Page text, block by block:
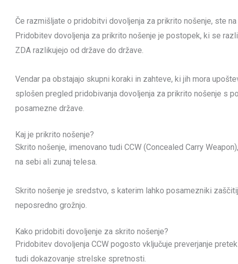
Če razmišljate o pridobitvi dovoljenja za prikrito nošenje, ste
Pridobitev dovoljenja za prikrito nošenje je postopek, ki se
ZDA razlikujejo od države do države.
Vendar pa obstajajo skupni koraki in zahteve, ki jih mora
splošen pregled pridobivanja dovoljenja za prikrito nošenje s
posamezne države.
Kaj je prikrito nošenje?
Skrito nošenje, imenovano tudi CCW (Concealed Carry
na sebi ali zunaj telesa.
Skrito nošenje je sredstvo, s katerim lahko posamezniki
neposredno grožnjo.
Kako pridobiti dovoljenje za skrito nošenje?
Pridobitev dovoljenja CCW pogosto vključuje preverjanje
tudi dokazovanje strelske spretnosti.